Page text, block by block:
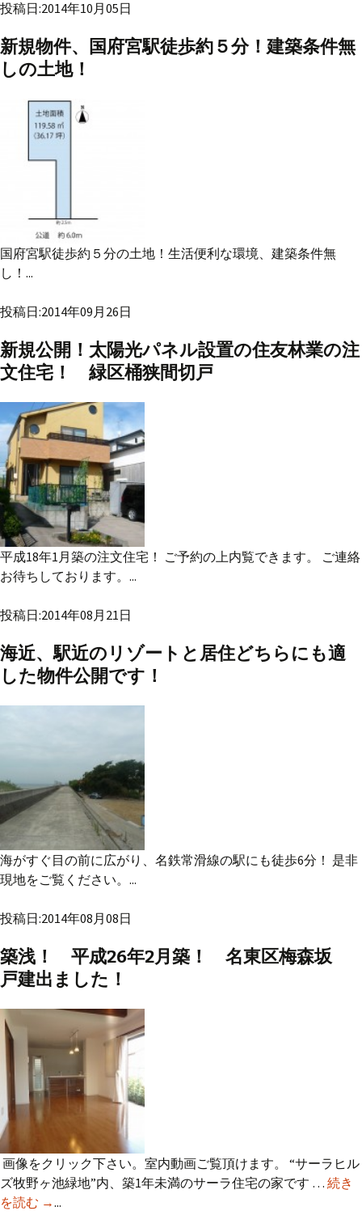
投稿日:2014年10月05日
新規物件、国府宮駅徒歩約５分！建築条件無
しの土地！
国府宮駅徒歩約５分の土地！生活便利な環境、建築条件無
し！...
投稿日:2014年09月26日
新規公開！太陽光パネル設置の住友林業の注
文住宅！ 緑区桶狭間切戸
平成18年1月築の注文住宅！ ご予約の上内覧できます。 ご連絡
お待ちしております。...
投稿日:2014年08月21日
海近、駅近のリゾートと居住どちらにも適
した物件公開です！
海がすぐ目の前に広がり、名鉄常滑線の駅にも徒歩6分！ 是非
現地をご覧ください。...
投稿日:2014年08月08日
築浅！ 平成26年2月築！ 名東区梅森坂
戸建出ました！
画像をクリック下さい。室内動画ご覧頂けます。 “サーラヒル
ズ牧野ヶ池緑地”内、築1年未満のサーラ住宅の家です … 続き
を読む 築浅！ 平成26年2月築！ 名東区梅森坂 戸建出まし
→...